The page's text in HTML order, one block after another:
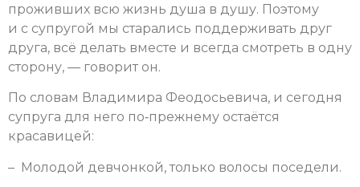
проживших всю жизнь душа в душу. Поэтому
и с супругой мы старались поддерживать друг
друга, всё делать вместе и всегда смотреть в одну
сторону, — говорит он.
По словам Владимира Феодосьевича, и сегодня
супруга для него по‑прежнему остаётся
красавицей:
– Молодой девчонкой, только волосы поседели.